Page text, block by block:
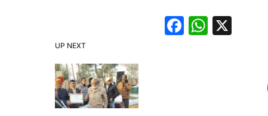
UP NEXT
Facebook